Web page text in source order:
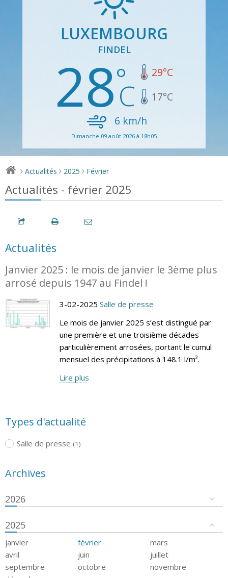
LUXEMBOURG
FINDEL
28 29°C
17°C
6 km/h
Dimanche 09 août 2026 à 18h05
> Actualités > 2025 > Février
Actualités - février 2025
Actualités
Janvier 2025 : le mois de janvier le 3ème plus
arrosé depuis 1947 au Findel !
3-02-2025 Salle de presse
Le mois de janvier 2025 s’est distingué par
une première et une troisième décades
particulièrement arrosées, portant le cumul
mensuel des précipitations à 148.1 l/m².
Lire plus
Types d'actualité
Salle de presse (1)
Archives
2026
2025
janvier février
mars
avril
juin
juillet
septembre
octobre
novembre